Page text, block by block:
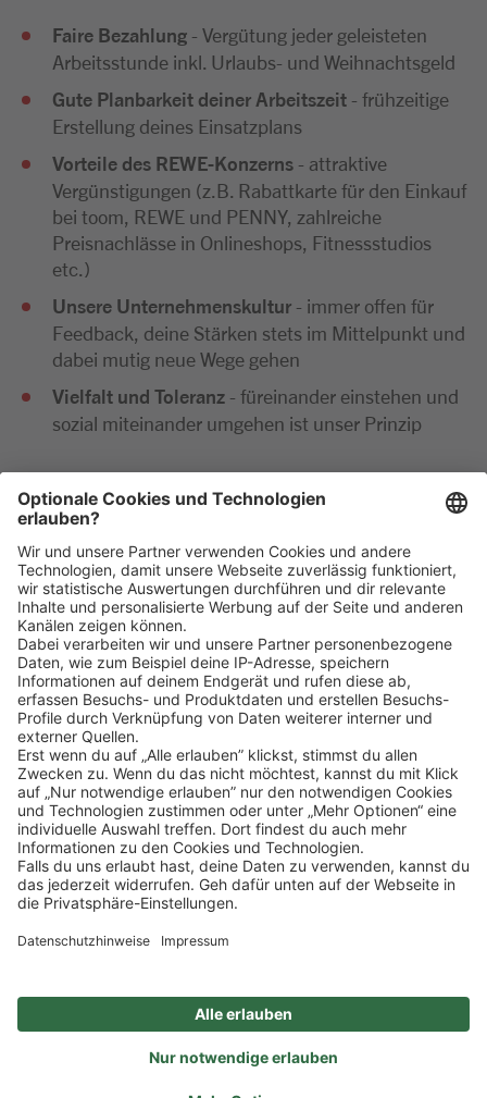
Faire Bezahlung - Vergütung jeder geleisteten
Arbeitsstunde inkl. Urlaubs- und Weihnachtsgeld
Gute Planbarkeit deiner Arbeitszeit - frühzeitige
Erstellung deines Einsatzplans
Vorteile des REWE-Konzerns - attraktive
Vergünstigungen (z.B. Rabattkarte für den Einkauf
bei toom, REWE und PENNY, zahlreiche
Preisnachlässe in Onlineshops, Fitnessstudios
etc.)
Unsere Unternehmenskultur - immer offen für
Feedback, deine Stärken stets im Mittelpunkt und
dabei mutig neue Wege gehen
Vielfalt und Toleranz - füreinander einstehen und
sozial miteinander umgehen ist unser Prinzip
diese ausschließlich digital ein. Im Anschluss an deine
Bewerbung kommen wir zeitnah per E-Mail oder
telefonisch auf dich zu.
Klickehier, um alle offenen Jobs zu sehen.
Impressum Datenschutz
Privatsphäre-Einstellungen
FAQ
Veranstaltungen
Sitemap